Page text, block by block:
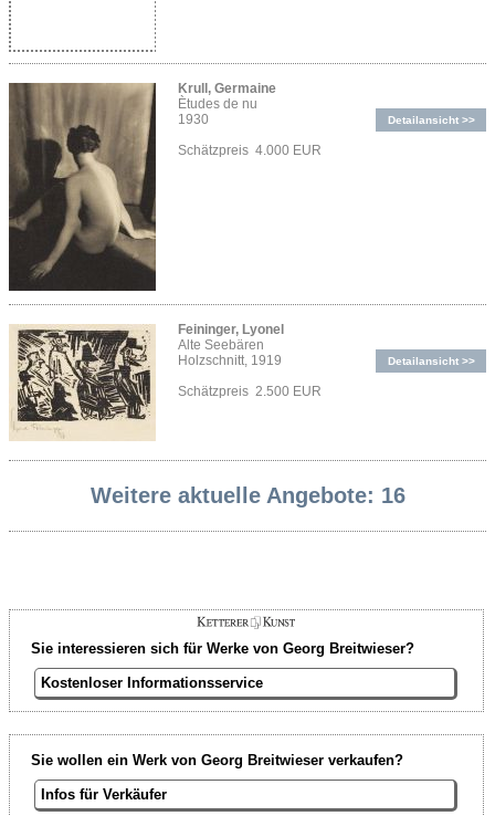
Krull, Germaine
Ètudes de nu
1930
Schätzpreis 4.000 EUR
Detailansicht >>
Feininger, Lyonel
Alte Seebären
Holzschnitt, 1919
Schätzpreis 2.500 EUR
Detailansicht >>
Weitere aktuelle Angebote: 16
Sie interessieren sich für Werke von Georg Breitwieser?
Kostenloser Informationsservice
Sie wollen ein Werk von Georg Breitwieser verkaufen?
Infos für Verkäufer